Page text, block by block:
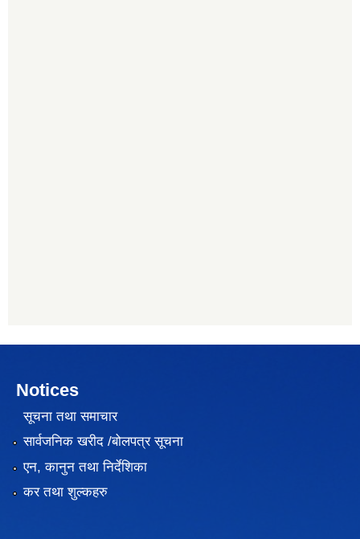
Notices
सूचना तथा समाचार
सार्वजनिक खरीद /बोलपत्र सूचना
एन, कानुन तथा निर्देशिका
कर तथा शुल्कहरु